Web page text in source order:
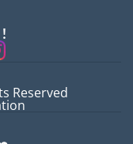
Reserved